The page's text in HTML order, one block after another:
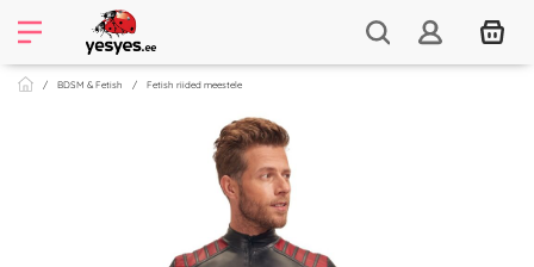
BDSM & Fetish Fetish riided meestele